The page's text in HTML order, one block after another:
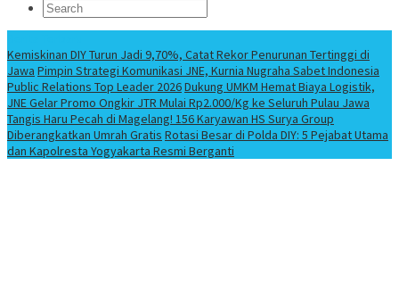
Kemiskinan DIY Turun Jadi 9,70%, Catat Rekor Penurunan Tertinggi di
Jawa Pimpin Strategi Komunikasi JNE, Kurnia Nugraha Sabet Indonesia
Public Relations Top Leader 2026Dukung UMKM Hemat Biaya Logistik,
JNE Gelar Promo Ongkir JTR Mulai Rp2.000/Kg ke Seluruh Pulau Jawa
Tangis Haru Pecah di Magelang! 156 Karyawan HS Surya Group
Diberangkatkan Umrah Gratis Rotasi Besar di Polda DIY: 5 Pejabat Utama
dan Kapolresta Yogyakarta Resmi Berganti